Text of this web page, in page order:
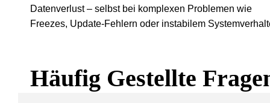
Datenverlust – selbst bei komplexen Problemen wie
Freezes, Update-Fehlern oder instabilem
Häufig Gestellte